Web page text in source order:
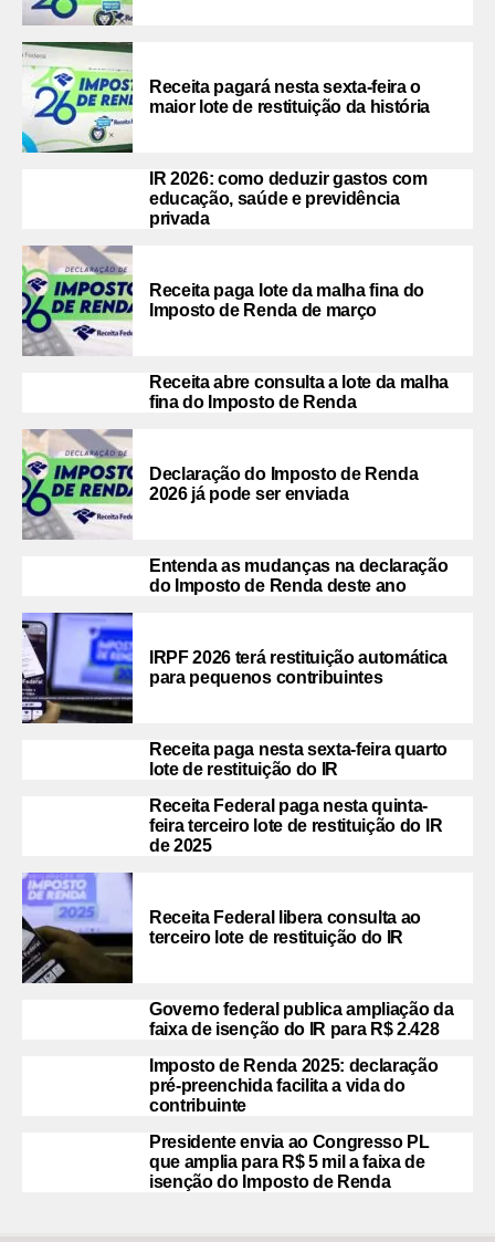
Receita pagará nesta sexta-feira o
maior lote de restituição da história
IR 2026: como deduzir gastos com
educação, saúde e previdência
privada
Receita paga lote da malha fina do
Imposto de Renda de março
Receita abre consulta a lote da malha
fina do Imposto de Renda
Declaração do Imposto de Renda
2026 já pode ser enviada
Entenda as mudanças na declaração
do Imposto de Renda deste ano
IRPF 2026 terá restituição automática
para pequenos contribuintes
Receita paga nesta sexta-feira quarto
lote de restituição do IR
Receita Federal paga nesta quinta-
feira terceiro lote de restituição do IR
de 2025
Receita Federal libera consulta ao
terceiro lote de restituição do IR
Governo federal publica ampliação da
faixa de isenção do IR para R$ 2.428
Imposto de Renda 2025: declaração
pré-preenchida facilita a vida do
contribuinte
Presidente envia ao Congresso PL
que amplia para R$ 5 mil a faixa de
isenção do Imposto de Renda